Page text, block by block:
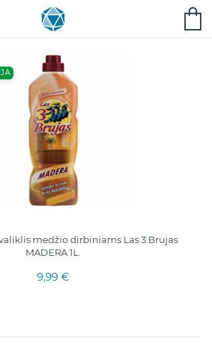
medžio dirbiniams Las 3 Brujas
MADERA 1L.
9,99 €